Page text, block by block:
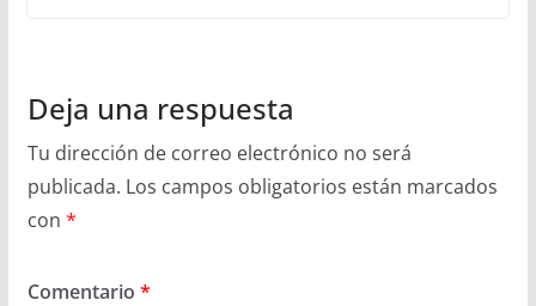
Deja una respuesta
Tu dirección de correo electrónico no será
publicada. Los campos obligatorios están marcados
con *
Comentario *